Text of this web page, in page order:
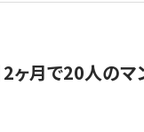
2ヶ月で20人の